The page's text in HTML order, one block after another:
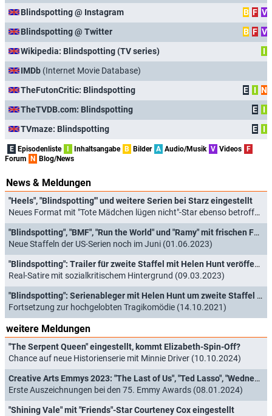
Blindspotting @ Instagram
B F V
Blindspotting @ Twitter
B F V
Wikipedia: Blindspotting (TV series)
I
IMDb (Internet Movie Database)
TheFutonCritic: Blindspotting
E I N
TheTVDB.com: Blindspotting
E
I
TVmaze: Blindspotting
E I
E Episodenliste Inhaltsangabe B Bilder A Audio/Musik V Videos
F
Forum
N Blog/News
News & Meldungen
"Heels", "Blindspotting'" und weitere Serien bei Starz eingestellt
Neues Format mit "Tote Mädchen lügen nicht"-Star ebenso betroffen (26.09.2023)
"Blindspotting", "BMF", "Run the World" und "Ramy" mit frischen Folgen zurück
Neue Staffeln der US-Serien noch im Juni (01.06.2023)
"Blindspotting": Trailer für zweite Staffel mit Helen Hunt veröffentlicht
Real-Satire mit sozialkritischem Hintergrund (09.03.2023)
"Blindspotting": Serienableger mit Helen Hunt um zweite Staffel verlängert
Fortsetzung zur hochgelobten Tragikomödie (14.10.2021)
weitere Meldungen
"The Serpent Queen" eingestellt, kommt Elizabeth-Spin-Off?
Chance auf neue Historienserie mit Minnie Driver (10.10.2024)
Creative Arts Emmys 2023: "The Last of Us", "Ted Lasso", "Wednesday" und "The Bear" räumen ab
Erste Auszeichnungen bei den 75. Emmy Awards (08.01.2024)
"Shining Vale" mit "Friends"-Star Courteney Cox eingestellt